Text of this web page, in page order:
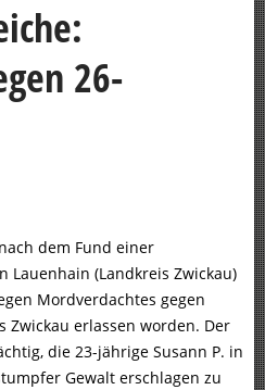
26-
dem Fund einer
Lauenhain (Landkreis Zwickau)
Mordverdachtes gegen
Zwickau erlassen worden. Der
die 23-jährige Susann P. in
Gewalt erschlagen zu